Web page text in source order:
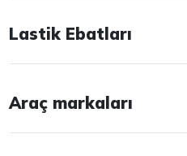
Lastik Ebatları
Araç markaları